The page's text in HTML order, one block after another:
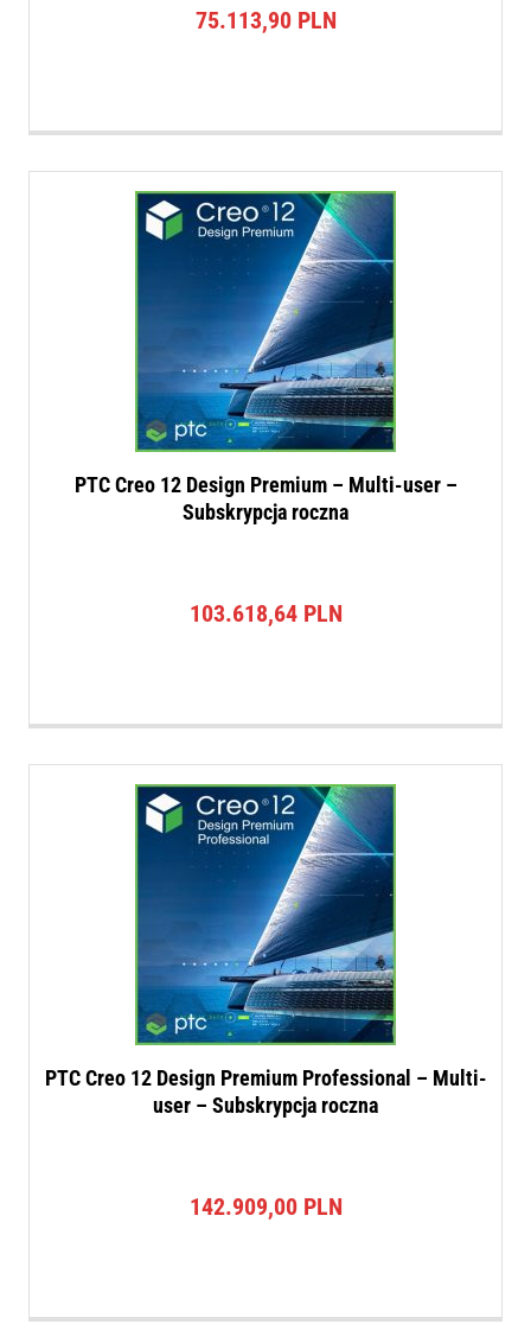
75.113,90 PLN
PTC Creo 12 Design Premium – Multi-user –
Subskrypcja roczna
103.618,64 PLN
PTC Creo 12 Design Premium Professional – Multi-
user – Subskrypcja roczna
142.909,00 PLN